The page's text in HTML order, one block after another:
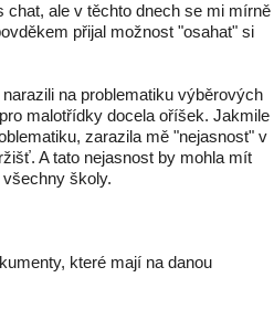
ale v těchto dnech se mi mírně
přijal možnost "osahat" si
na problematiku výběrových
malotřídky docela oříšek. Jakmile
zarazila mě "nejasnost" v
A tato nejasnost by mohla mít
školy.
které mají na danou